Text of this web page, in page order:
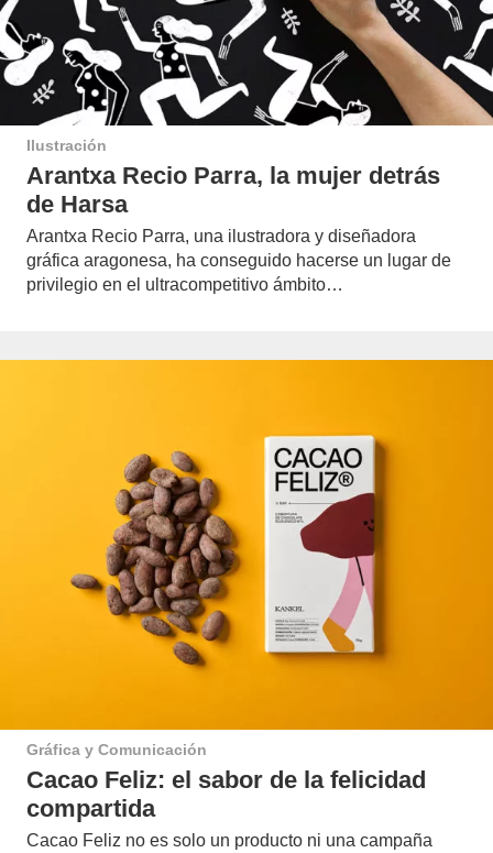
Ilustración
Arantxa Recio Parra, la mujer detrás
de Harsa
Arantxa Recio Parra, una ilustradora y diseñadora
gráfica aragonesa, ha conseguido hacerse un lugar de
privilegio en el ultracompetitivo ámbito…
Gráfica y Comunicación
Cacao Feliz: el sabor de la felicidad
compartida
Cacao Feliz no es solo un producto ni una campaña